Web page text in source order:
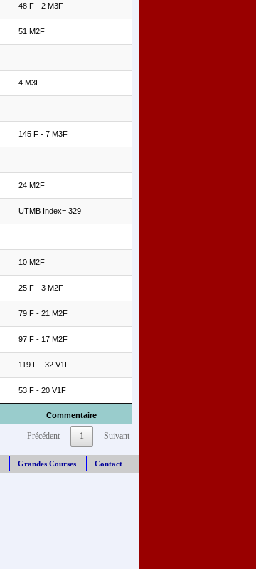
Commentaire
48 F - 2 M3F
51 M2F
4 M3F
145 F - 7 M3F
24 M2F
UTMB Index= 329
10 M2F
25 F - 3 M2F
79 F - 21 M2F
97 F - 17 M2F
119 F - 32 V1F
53 F - 20 V1F
Précédent 1 Suivant
Grandes Courses Contact